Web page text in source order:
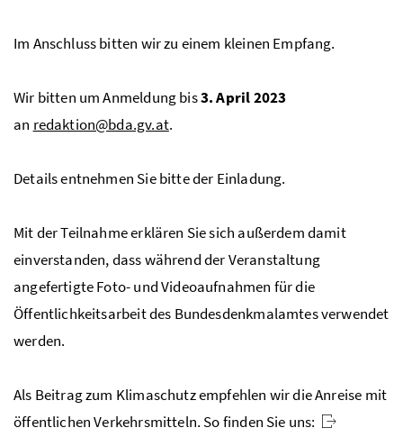
Im Anschluss bitten wir zu einem kleinen Empfang.
Wir bitten um Anmeldung bis3. April 2023
an redaktion@bda.gv.at.
Details entnehmen Sie bitte der Einladung.
Mit der Teilnahme erklären Sie sich außerdem damit
einverstanden, dass während der Veranstaltung
angefertigte Foto- und Videoaufnahmen für die
Öffentlichkeitsarbeit des Bundesdenkmalamtes verwendet
werden.
Als Beitrag zum Klimaschutz empfehlen wir die Anreise mit
öffentlichen Verkehrsmitteln. So finden Sie uns: